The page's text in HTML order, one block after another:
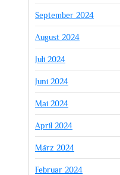
September 2024
August 2024
Juli 2024
Juni 2024
Mai 2024
April 2024
März 2024
Februar 2024